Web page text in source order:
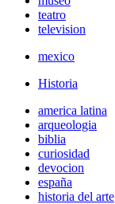
teatro
television
mexico
Historia
america latina
arqueologia
biblia
curiosidad
devocion
españa
historia del arte